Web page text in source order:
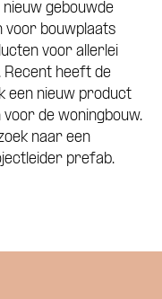
gebouwde
voor bouwplaats
voor allerlei
heeft de
een nieuw product
de woningbouw.
naar een
prefab.